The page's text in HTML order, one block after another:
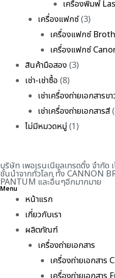
เครื่องพิมพ์
เครื่องแฟกซ์(3)
เครื่องแฟกซ์
เครื่องแฟกซ์
สินค้ามือสอง (3)
เช่า-เช่าซื้อ (8)
เช่าเครื่องถ่ายเอกสารข
เช่าเครื่องถ่ายเอกสารสี
ไม่มีหมวดหมู่ (1)
บริษัท เพอเรนเนียลเทรดดิ้ง จำกั
ชั้นนำจากทั่วโลก ทั้ง CANNON
PANTUM และอื่นๆอีกมากมาย
Menu
หน้าแรก
เกี่ยวกับเรา
ผลิตภัณฑ์
เครื่องถ่ายเอกสาร
เครื่องถ่ายเอกสาร